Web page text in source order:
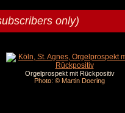
only)
Orgelprospekt mit Rückpositiv
Photo: © Martin Doering